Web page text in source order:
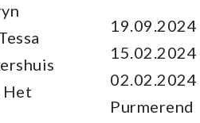
Het
Purmerend